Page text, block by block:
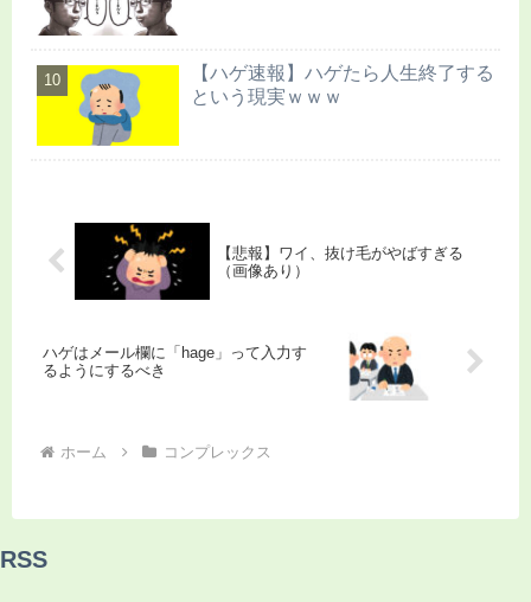
【ハゲ速報】ハゲたら人生終了する
という現実ｗｗｗ
【悲報】ワイ、抜け毛がやばすぎる
（画像あり）
ハゲはメール欄に「hage」って入力す
るようにするべき
ホーム コンプレックス
RSS